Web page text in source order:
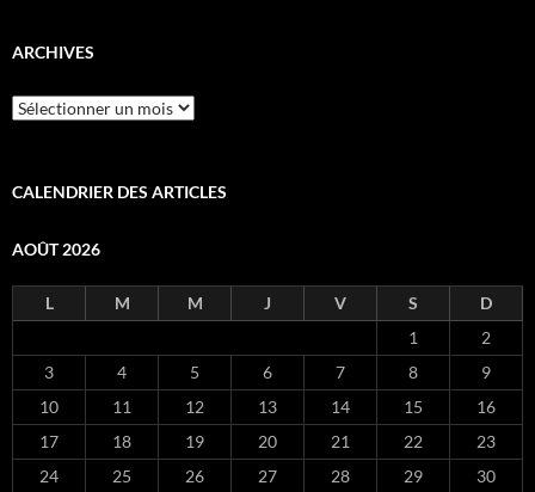
ARCHIVES
Archives
CALENDRIER DES ARTICLES
AOÛT 2026
L M M J V S
D
1
2
3
4 5 6 7 8
9
10
11 12 13 14 15
16
17
18 19 20 21 22
23
24
25 26 27 28 29 30